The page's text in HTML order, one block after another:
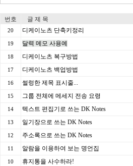
번호 글 제 목
20 디케이노츠 단축키정리
19 달력 메모 사용예
18 디케이노츠 복구방법
17 디케이노츠 백업방법
16 썰렁한 제목 표시줄...
15 그룹 전체에 메세지 전송 요령
14 텍스트 편집기로 쓰는 DK Notes
13 일기장으로 쓰는 DK Notes
12 주소록으로 쓰는 DK Notes
11 알람을 이용하여 보는 명언집
10 휴지통을 사수하라!